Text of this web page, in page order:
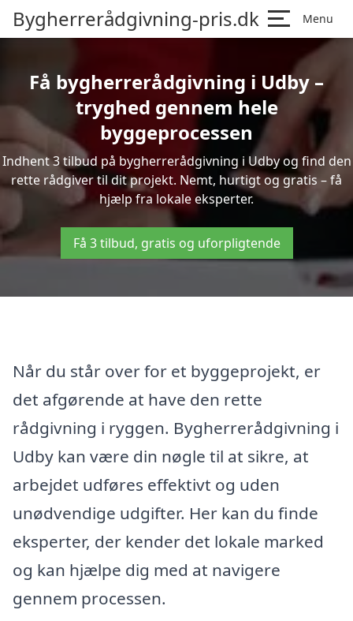
Bygherrerådgivning-pris.dk Menu
Få bygherrerådgivning i Udby –
tryghed gennem hele
byggeprocessen
Indhent 3 tilbud på bygherrerådgivning i Udby og find den
rette rådgiver til dit projekt. Nemt, hurtigt og gratis – få
hjælp fra lokale eksperter.
Få 3 tilbud, gratis og uforpligtende
Når du står over for et byggeprojekt, er
det afgørende at have den rette
rådgivning i ryggen. Bygherrerådgivning i
Udby kan være din nøgle til at sikre, at
arbejdet udføres effektivt og uden
unødvendige udgifter. Her kan du finde
eksperter, der kender det lokale marked
og kan hjælpe dig med at navigere
gennem processen.